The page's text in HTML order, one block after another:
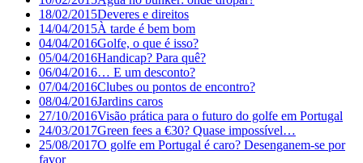
18/02/2015Deveres e direitos
14/04/2015À tarde é bem bom
04/04/2016Golfe, o que é isso?
05/04/2016Handicap? Para quê?
06/04/2016… E um desconto?
07/04/2016Clubes ou pontos de encontro?
08/04/2016Jardins caros
27/10/2016Visão prática para o futuro do golfe em Portugal
24/03/2017Green fees a €30? Quase impossível…
25/08/2017O golfe em Portugal é caro? Desenganem-se por
favor